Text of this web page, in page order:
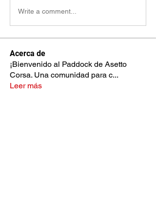
Write a comment...
Acerca de
¡Bienvenido al Paddock de Asetto
Corsa. Una comunidad para c...
Leer más